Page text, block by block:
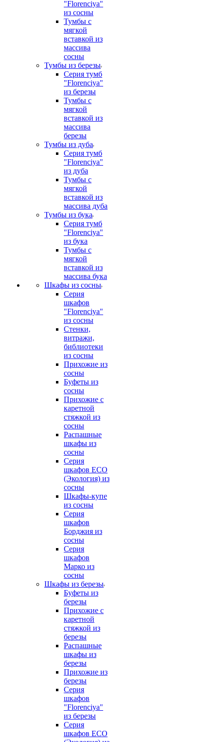
"Florenciya"
из сосны
Тумбы с
мягкой
вставкой из
массива
сосны
Тумбы из березы
Серия тумб
"Florenciya"
из березы
Тумбы с
мягкой
вставкой из
массива
березы
Тумбы из дуба
Серия тумб
"Florenciya"
из дуба
Тумбы с
мягкой
вставкой из
массива дуба
Тумбы из бука
Серия тумб
"Florenciya"
из бука
Тумбы с
мягкой
вставкой из
массива бука
Шкафы из сосны
Серия
шкафов
"Florenciya"
из сосны
Стенки,
витражи,
библиотеки
из сосны
Прихожие из
сосны
Буфеты из
сосны
Прихожие с
каретной
стяжкой из
сосны
Распашные
шкафы из
сосны
Серия
шкафов ECO
(Экология) из
сосны
Шкафы-купе
из сосны
Серия
шкафов
Борджия из
сосны
Серия
шкафов
Марко из
сосны
Шкафы из березы
Буфеты из
березы
Прихожие с
каретной
стяжкой из
березы
Распашные
шкафы из
березы
Прихожие из
березы
Серия
шкафов
"Florenciya"
из березы
Серия
шкафов ECO